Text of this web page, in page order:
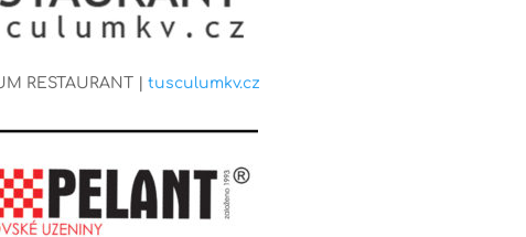
RESTAURANT | tusculumkv.cz